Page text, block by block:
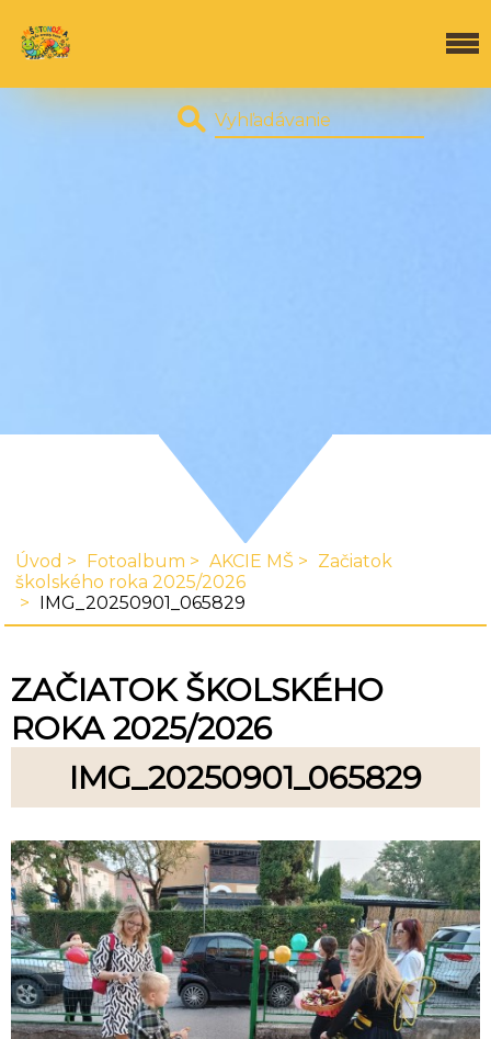
Úvod Fotoalbum AKCIE MŠ
Začiatok
školského roka 2025/2026
IMG_20250901_065829
ZAČIATOK ŠKOLSKÉHO
ROKA 2025/2026
IMG_20250901_065829